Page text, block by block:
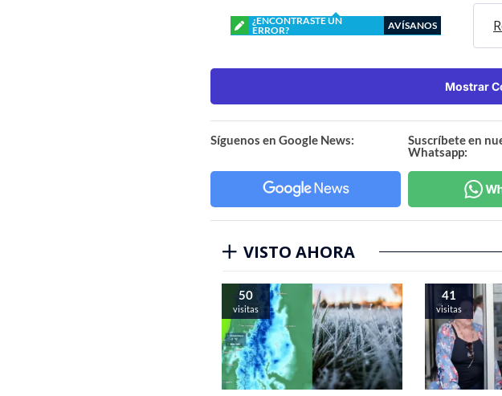
¿ENCONTRASTE UN
ERROR?
AVÍSANOS
Mostrar
Síguenos en Google News:
Suscríbete en
Whatsapp:
VISTO AHORA
50
visitas
41
visitas